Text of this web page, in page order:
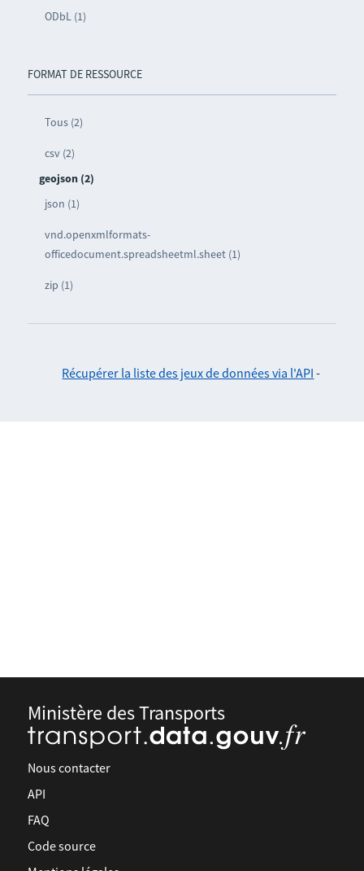
ODbL (1)
FORMAT DE RESSOURCE
Tous (2)
csv (2)
geojson (2)
json (1)
vnd.openxmlformats-
officedocument.spreadsheetml.sheet (1)
zip (1)
Récupérer la liste des jeux de données via l'API -
Ministère des Transports
Nous contacter
API
FAQ
Code source